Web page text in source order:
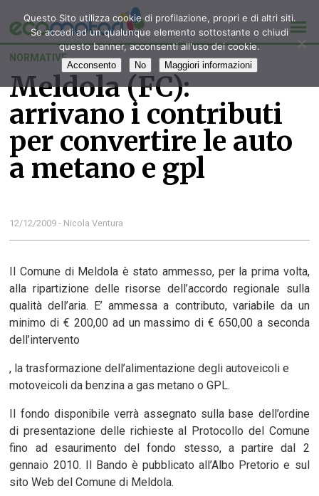
NORMATIVE
Meldola (FC):
arrivano i contributi
per convertire le auto
a metano e gpl
12/12/2009 - Nicola Ventura
Il Comune di Meldola è stato ammesso, per la prima volta,
alla ripartizione delle risorse dell’accordo regionale sulla
qualità dell’aria. E’ ammessa a contributo, variabile da un
minimo di € 200,00 ad un massimo di € 650,00 a seconda
dell’intervento
, la trasformazione dell’alimentazione degli autoveicoli e
motoveicoli da benzina a gas metano o GPL.
Il fondo disponibile verrà assegnato sulla base dell’ordine
di presentazione delle richieste al Protocollo del Comune
fino ad esaurimento del fondo stesso, a partire dal 2
gennaio 2010. Il Bando è pubblicato all’Albo Pretorio e sul
sito Web del Comune di Meldola.
Questo Sito utilizza cookie di profilazione, propri e di altri siti.
Se accedi ad un qualunque elemento sottostante o chiudi
questo banner, acconsenti all'uso dei cookie.
Acconsento No Maggiori informazioni